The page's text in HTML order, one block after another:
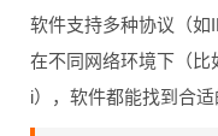
软件支持多种协议（如
在不同网络环境下（比
i），软件都能找到合适